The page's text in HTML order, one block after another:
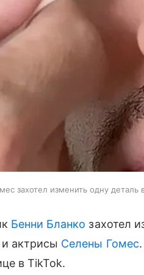
захотел изменить одну деталь
Бенни Бланко захотел
актрисы Селены Гомес
в TikTok.